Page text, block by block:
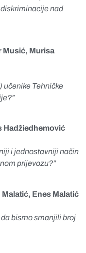
nad
Musić, Murisa
učenike Tehničke
Hadžiedhemović
i jednostavniji način
prijevozu?”
Enes Malatić
bismo smanjili broj